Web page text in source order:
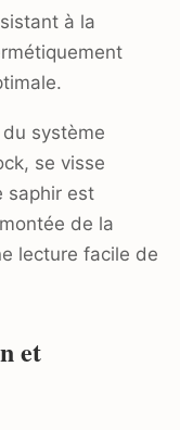
à la
système
se visse
saphir est
de la
lecture facile de
et